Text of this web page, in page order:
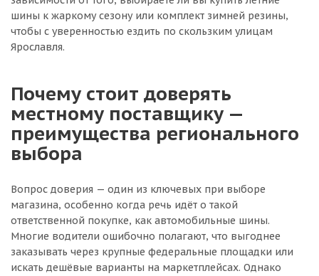
шины к жаркому сезону или комплект зимней резины,
чтобы с уверенностью ездить по скользким улицам
Ярославля.
Почему стоит доверять
местному поставщику —
преимущества регионального
выбора
Вопрос доверия — один из ключевых при выборе
магазина, особенно когда речь идёт о такой
ответственной покупке, как автомобильные шины.
Многие водители ошибочно полагают, что выгоднее
заказывать через крупные федеральные площадки или
искать дешёвые варианты на маркетплейсах. Однако